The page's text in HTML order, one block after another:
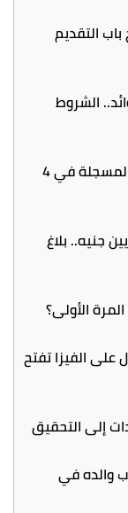
التقديم
2026 بدون فوائد.. الشروط
قبل ما تقع في مشكلة.. راجع خطوطك المسجلة في 4
مقابل إيصالات أمانة بـ4 ملايين جنيه.. بلاغ
الأولى؟
على الفيزا تفتح
والده في